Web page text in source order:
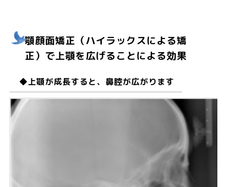
顎顔面矯正（ハイラックスによる矯
正）で上顎を広げることによる効果
◆上顎が成長すると、鼻腔が広がります